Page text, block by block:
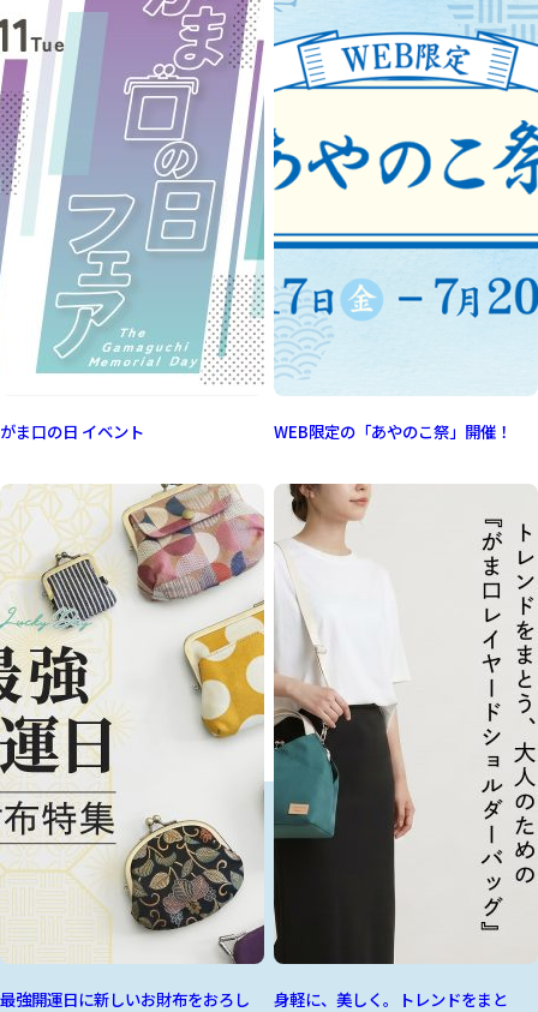
がま口の日 イベント WEB限定の「あやのこ祭」開催！
最強開運日に新しいお財布をおろし
身軽に、美しく。トレンドをまと